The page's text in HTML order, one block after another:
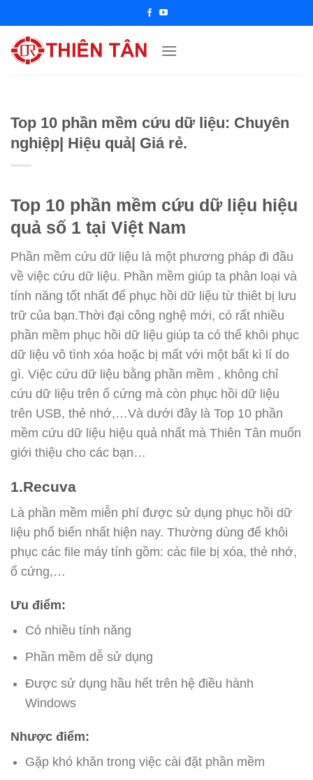
đến
nội
dung
Top 10 phần mềm cứu dữ liệu: Chuyên
nghiệp| Hiệu quả| Giá rẻ.
Top 10 phần mềm cứu dữ liệu hiệu
quả số 1 tại Việt Nam
Phần mềm cứu dữ liệu là một phương pháp đi đầu
về việc cứu dữ liệu. Phần mềm giúp ta phân loại và
tính năng tốt nhất để phục hồi dữ liệu từ thiêt bị lưu
trữ của bạn.Thời đại công nghệ mới, có rất nhiều
phần mềm phục hồi dữ liệu giúp ta có thể khôi phục
dữ liệu vô tình xóa hoặc bị mất với một bất kì lí do
gì. Việc cứu dữ liệu bằng phần mềm , không chỉ
cứu dữ liệu trên ổ cứng mà còn phục hồi dữ liệu
trên USB, thẻ nhớ,…Và dưới đây là Top 10 phần
mềm cứu dữ liệu hiệu quả nhất mà Thiên Tân muốn
giới thiệu cho các bạn…
1.Recuva
Là phần mềm miễn phí được sử dụng phục hồi dữ
liệu phổ biến nhất hiện nay. Thường dùng để khôi
phục các file máy tính gồm: các file bị xóa, thẻ nhớ,
ổ cứng,…
Ưu điểm:
Có nhiều tính năng
Phần mềm dễ sử dụng
Được sử dụng hầu hết trên hệ điều hành
Windows
Nhược điểm:
Gặp khó khăn trong việc cài đặt phần mềm